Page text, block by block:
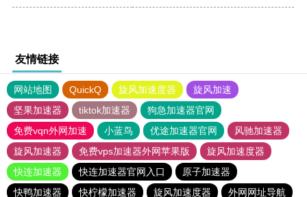
友情链接
网站地图 QuickQ 旋风加速度器
旋风加速
坚果加速器
tiktok加速器
狗急加速器官网
免费vqn外网加速
小蓝鸟 优途加速器官网
风驰加速器
旋风加速器
免费vps加速器外网苹果版
旋风加速度器
快连加速器
快连加速器官网入口
原子加速器
快鸭加速器
快柠檬加速器 旋风加速度器
外网网址导航